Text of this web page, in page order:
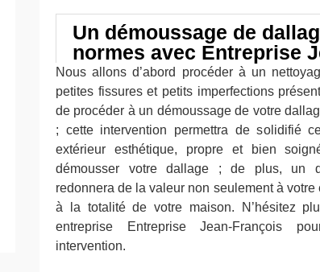
Un démoussage de
normes avec Entreprise
Nous allons d’abord procéder à un
petites fissures et petits imperfections
de procéder à un démoussage de votre
; cette intervention permettra de solidifié
extérieur esthétique, propre et bien
démousser votre dallage ; de plus, un
redonnera de la valeur non seulement à
à la totalité de votre maison. N’hésitez
entreprise Entreprise Jean-François
intervention.